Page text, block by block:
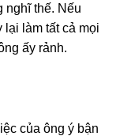
nghĩ thế. Nếu
lại làm tất cả mọi
ấy rảnh.
của ônɡ ý bận